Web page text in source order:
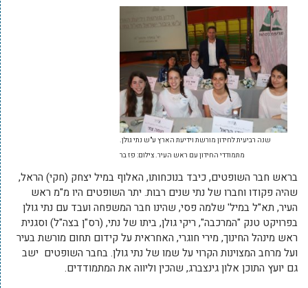
שנה רביעית לחידון מורשת וידיעת הארץ ע"ש נתי גולן.
מתמודדי החידון עם ראש העיר. צילום: פז בר
בראש חבר השופטים, כיבד בנוכחותו, האלוף במיל יצחק (חקי) הראל,
שהיה פקודו וחברו של נתי שנים רבות. יתר השופטים היו מ"מ ראש
העיר, תא"ל במיל' שלמה פסי, שהינו חבר המשפחה ועבד עם נתי גולן
בפרויקט טנק "המרכבה", ריקי גולן, ביתו של נתי, (רס"ן בצה"ל) וסגנית
ראש מינהל החינוך, מירי חוגרי, האחראית על קידום תחום מורשת בעיר
ועל מרחב המצוינות הקרוי על שמו של נתי גולן. בחבר השופטים ישב
גם יועץ התוכן אלון גינצברג, שהכין וליווה את המתמודדים.